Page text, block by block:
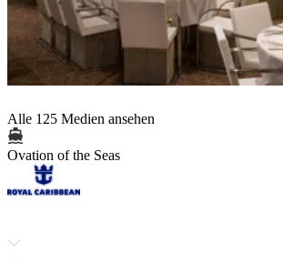
Alle 125 Medien ansehen
Ovation of the Seas